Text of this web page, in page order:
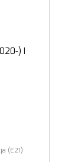
(E21)